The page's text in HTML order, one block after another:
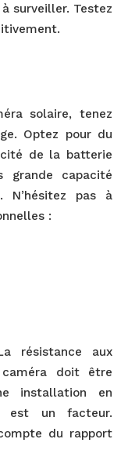
surveiller. Testez
solaire, tenez
Optez pour du
de la batterie
grande capacité
N’hésitez pas à
:
résistance aux
doit être
installation en
est un facteur.
du rapport